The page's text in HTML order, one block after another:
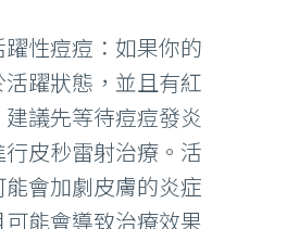
性痘痘：如果你的
躍狀態，並且有紅
議先等待痘痘發炎
皮秒雷射治療。活
會加劇皮膚的炎症
能會導致治療效果